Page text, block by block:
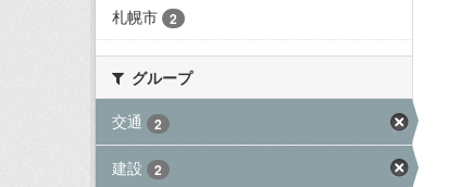
札幌市
2
グループ
交通
2
建設 2